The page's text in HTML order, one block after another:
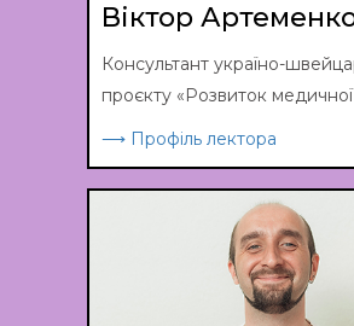
Віктор
Консультант україно-
проєкту «Розвиток медичної
⟶ Профіль лектора